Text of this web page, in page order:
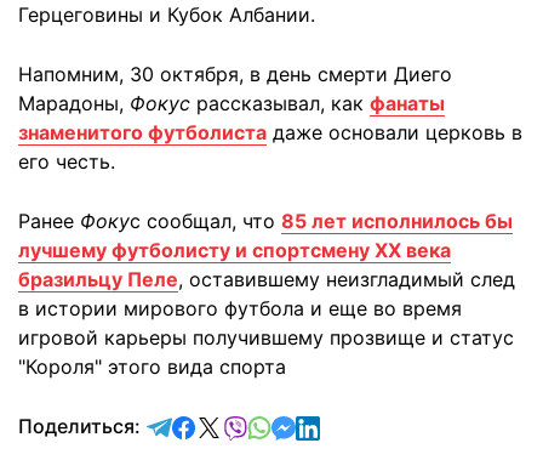
Герцеговины и Кубок Албании.
Напомним, 30 октября, в день смерти Диего
Марадоны, Фокус рассказывал, как фанаты
знаменитого футболиста даже основали церковь в
его честь.
Ранее Фокус сообщал, что 85 лет исполнилось бы
лучшему футболисту и спортсмену ХХ века
бразильцу Пеле, оставившему неизгладимый след
в истории мирового футбола и еще во время
игровой карьеры получившему прозвище и статус
"Короля" этого вида спорта
Поделиться: отправить в Telegram
поделиться в Facebook
поделиться в X
отправить в Viber
отправить в Whatsapp
отправить в Messenger
отправить в LinkedIn